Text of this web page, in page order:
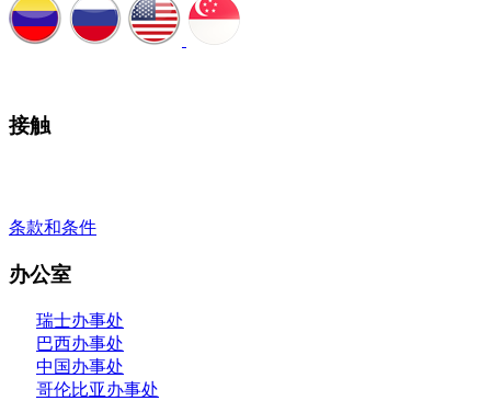
接触
条款和条件
办公室
瑞士办事处
巴西办事处
中国办事处
哥伦比亚办事处